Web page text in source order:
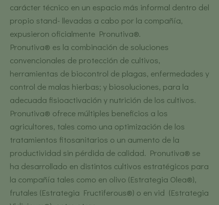
carácter técnico en un espacio más informal dentro del
propio stand- llevadas a cabo por la compañía,
expusieron oficialmente Pronutiva®.
Pronutiva® es la combinación de soluciones
convencionales de protección de cultivos,
herramientas de biocontrol de plagas, enfermedades y
control de malas hierbas; y biosoluciones, para la
adecuada fisioactivación y nutrición de los cultivos.
Pronutiva® ofrece múltiples beneficios a los
agricultores, tales como una optimización de los
tratamientos fitosanitarios o un aumento de la
productividad sin pérdida de calidad. Pronutiva® se
ha desarrollado en distintos cultivos estratégicos para
la compañía tales como en olivo (Estrategia Olea®),
frutales (Estrategia Fructiferous®) o en vid (Estrategia